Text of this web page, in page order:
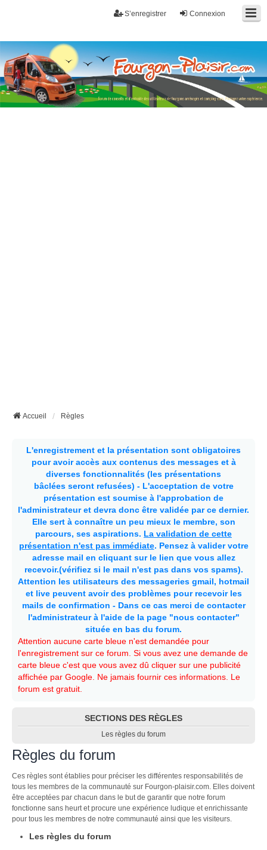
Connexion
S’enregistrer
Fourgon-plaisir.com
Forum de conseils et d'entraide des utilisateurs de fourgons, fourgons
aménagés, vans et de camping-car. Partagez votre expérience.
Accueil Règles
L'enregistrement et la présentation sont obligatoires
pour avoir accès aux contenus des messages et à
diverses fonctionnalités (les présentations
bâclées seront refusées) - L'acceptation de votre
présentation est soumise à l'approbation de
l'administrateur et devra donc être validée par ce dernier.
Elle sert à connaître un peu mieux le membre, son
parcours, ses aspirations. La validation de cette
présentation n'est pas immédiate. Pensez à valider votre
adresse mail en cliquant sur le lien que vous allez
recevoir.(vérifiez si le mail n'est pas dans vos spams).
Attention les utilisateurs des messageries gmail, hotmail
et live peuvent avoir des problèmes pour recevoir les
mails de confirmation - Dans ce cas merci de contacter
l'administrateur à l'aide de la page "nous contacter"
située en bas du forum.
Attention aucune carte bleue n'est demandée pour
l'enregistrement sur ce forum. Si vous avez une demande de
carte bleue c'est que vous avez dû cliquer sur une publicité
affichée par Google. Ne jamais fournir ces informations. Le
forum est gratuit.
SECTIONS DES RÈGLES
Les règles du forum
Règles du forum
Ces règles sont établies pour préciser les différentes responsabilités de
tous les membres de la communauté sur Fourgon-plaisir.com. Elles doivent
être acceptées par chacun dans le but de garantir que notre forum
fonctionne sans heurt et procure une expérience ludique et enrichissante
pour tous les membres de notre communauté ainsi que les visiteurs.
Les règles du forum